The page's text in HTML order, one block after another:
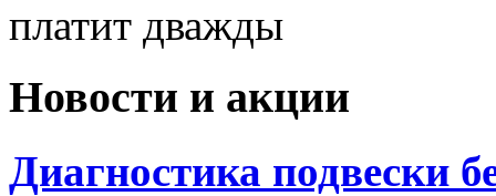
платит дважды
Новости и акции
Диагностика подвески